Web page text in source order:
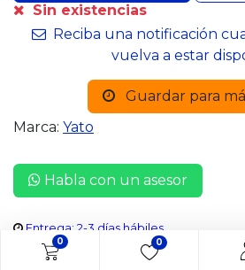
0 0
Sin existencias
Reciba una notificación
vuelva a estar
Guardar para
Marca: Yato
Habla con un asesor
Entrega: 2-3 días hábiles